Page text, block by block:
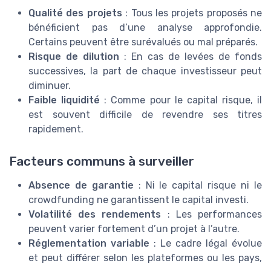
Qualité des projets : Tous les projets proposés ne
bénéficient pas d’une analyse approfondie.
Certains peuvent être surévalués ou mal préparés.
Risque de dilution : En cas de levées de fonds
successives, la part de chaque investisseur peut
diminuer.
Faible liquidité : Comme pour le capital risque, il
est souvent difficile de revendre ses titres
rapidement.
Facteurs communs à surveiller
Absence de garantie : Ni le capital risque ni le
crowdfunding ne garantissent le capital investi.
Volatilité des rendements : Les performances
peuvent varier fortement d’un projet à l’autre.
Réglementation variable : Le cadre légal évolue
et peut différer selon les plateformes ou les pays,